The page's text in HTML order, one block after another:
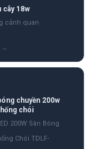
cây 18w
cảnh quan
chuyền 200w
chói
200W Sân Bóng
Chói TDLF-